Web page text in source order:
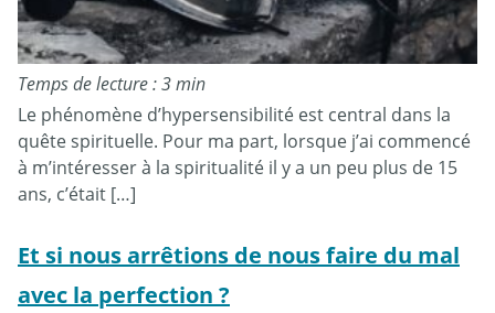
Temps de lecture : 3 min
Le phénomène d’hypersensibilité est central dans la
quête spirituelle. Pour ma part, lorsque j’ai commencé
à m’intéresser à la spiritualité il y a un peu plus de 15
ans, c’était […]
Et si nous arrêtions de nous faire du mal
avec la perfection ?